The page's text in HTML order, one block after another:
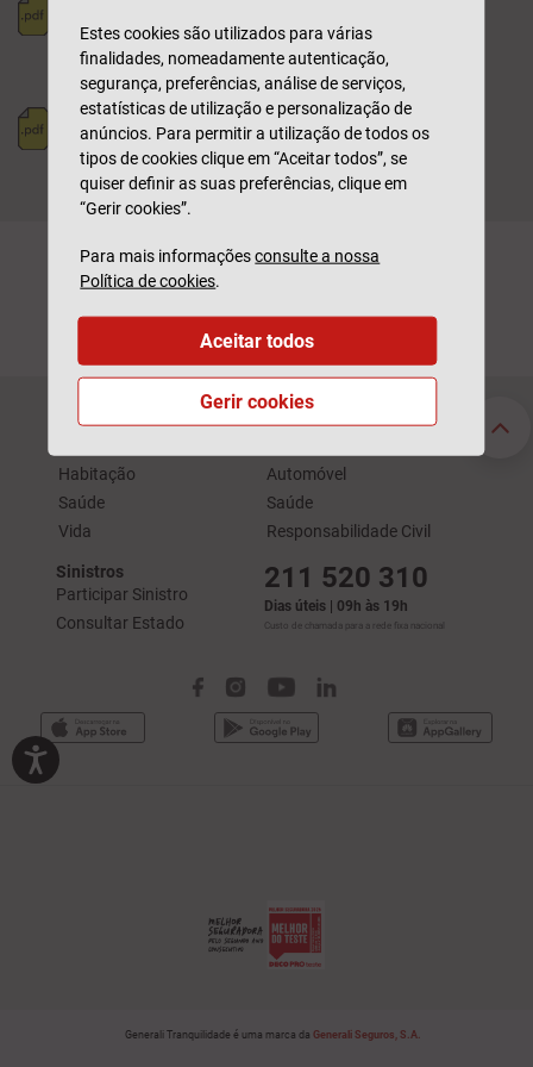
FORNECEDORES
Versão PT
ETHICAL CODE FOR
SUPPLIERS
EN Version
Seguros Particulares
Habitação
Saúde
Vida
Seguros Empresas
Automóvel
Saúde
Responsabilidade Civil
Sinistros
Participar Sinistro
Consultar Estado
211 520 310
Dias úteis | 09h às 19h
Custo de chamada para a rede fixa nacional
Generali Tranquilidade é uma marca da Generali Seguros, S.A.
Estes cookies são utilizados para várias
finalidades, nomeadamente autenticação,
segurança, preferências, análise de serviços,
estatísticas de utilização e personalização de
anúncios. Para permitir a utilização de todos os
tipos de cookies clique em “Aceitar todos”, se
quiser definir as suas preferências, clique em
“Gerir cookies”.
Para mais informaçõesconsulte a nossa
Política de cookies.
Gerir cookies
Aceitar todos